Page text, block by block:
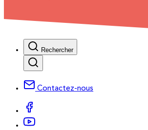
Rechercher
Contactez-nous